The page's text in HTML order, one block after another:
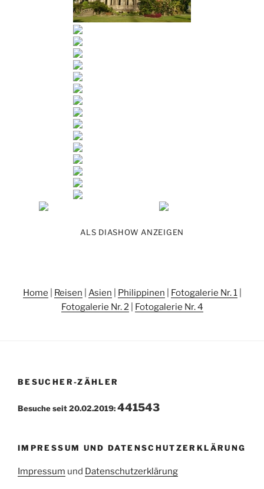
ALS DIASHOW ANZEIGEN
Home Reisen Asien Philippinen Fotogalerie Nr. 1|
Fotogalerie Nr. 2| Fotogalerie Nr. 4
BESUCHER-ZÄHLER
Besuche seit 20.02.2019:441543
IMPRESSUM UND DATENSCHUTZERKLÄRUNG
Impressum und Datenschutzerklärung